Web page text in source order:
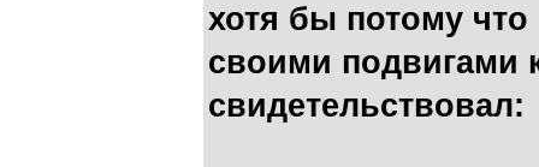
хотя бы потому
своими подвигами
свидетельствовал: